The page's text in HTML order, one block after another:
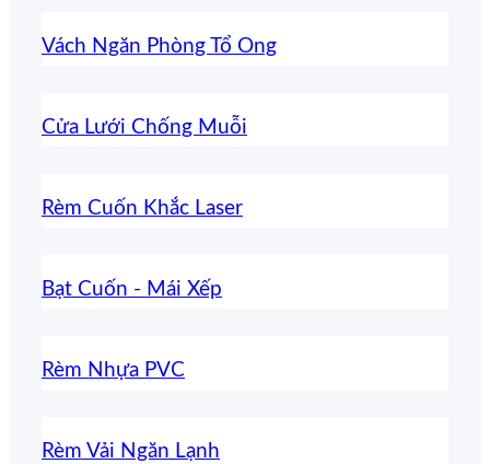
Vách Ngăn Phòng Tổ Ong
Cửa Lưới Chống Muỗi
Rèm Cuốn Khắc Laser
Bạt Cuốn - Mái Xếp
Rèm Nhựa PVC
Rèm Vải Ngăn Lạnh